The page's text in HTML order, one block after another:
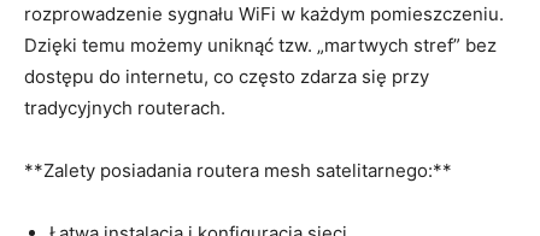
rozprowadzenie sygnału WiFi w każdym pomieszczeniu.
Dzięki temu możemy uniknąć tzw. „martwych stref” bez
dostępu do internetu, co często zdarza się przy
tradycyjnych routerach.
**Zalety posiadania routera mesh satelitarnego:**